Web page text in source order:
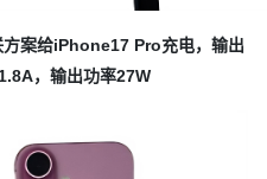
案给iPhone17 Pro充电，输出
，输出功率27W